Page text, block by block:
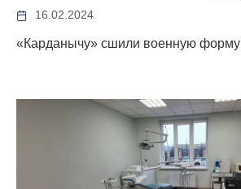
16.02.2024
«Карданычу» сшили военную форму